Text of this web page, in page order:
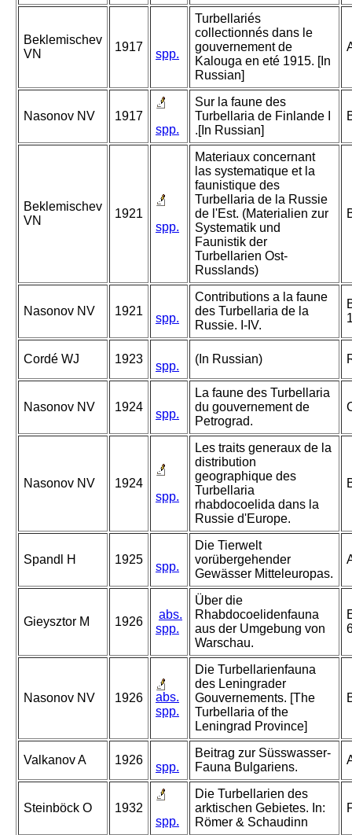
Beklemischev
VN
1917
spp.
Turbellariés
collectionnés dans le
gouvernement de
Kalouga en eté 1915. [In
Russian]
Nasonov NV
1917
spp.
Sur la faune des
Turbellaria de Finlande I
.[In Russian]
Beklemischev
VN
1921
spp.
Materiaux concernant
las systematique et la
faunistique des
Turbellaria de la Russie
de l'Est. (Materialien zur
Systematik und
Faunistik der
Turbellarien Ost-
Russlands)
Nasonov NV 1921
spp.
Contributions a la faune
des Turbellaria de la
Russie. I-IV.
Cordé WJ 1923
spp.
(In Russian)
Nasonov NV 1924
spp.
La faune des Turbellaria
du gouvernement de
Petrograd.
Nasonov NV
1924
spp.
Les traits generaux de la
distribution
geographique des
Turbellaria
rhabdocoelida dans la
Russie d'Europe.
Spandl H 1925
spp.
Die Tierwelt
vorübergehender
Gewässer Mitteleuropas.
Gieysztor M 1926
abs.
spp.
Über die
Rhabdocoelidenfauna
aus der Umgebung von
Warschau.
Nasonov NV 1926
abs.
spp.
Die Turbellarienfauna
des Leningrader
Gouvernements. [The
Turbellaria of the
Leningrad Province]
Valkanov A 1926
spp.
Beitrag zur Süsswasser-
Fauna Bulgariens.
Steinböck O
1932
spp.
Die Turbellarien des
arktischen Gebietes. In:
Römer & Schaudinn